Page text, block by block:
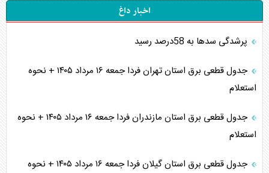
اخبار داغ
پرشدگی سدها به 58درصد رسید
جدول قطعی برق استان تهران فردا جمعه ۱۶ مرداد ۱۴۰۵ + نحوه
استعلام
جدول قطعی برق استان مازندران فردا جمعه ۱۶ مرداد ۱۴۰۵ + نحوه
استعلام
جدول قطعی برق استان گیلان فردا جمعه ۱۶ مرداد ۱۴۰۵ + نحوه